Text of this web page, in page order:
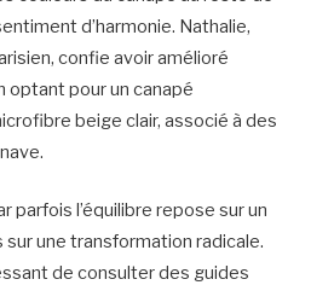
d’harmonie. Nathalie,
confie avoir amélioré
pour un canapé
beige clair, associé à des
parfois l’équilibre repose sur un
une transformation radicale.
de consulter des guides